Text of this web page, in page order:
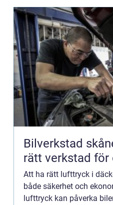
Bilverkstad skåne så väljer
rätt verkstad för
Att ha rätt lufttryck i
både säkerhet och
lufttryck kan påverka